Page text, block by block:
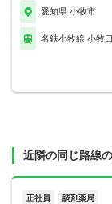
愛知県 小牧市
名鉄小牧線 小牧
近隣の同じ路線
正社員 調剤薬局